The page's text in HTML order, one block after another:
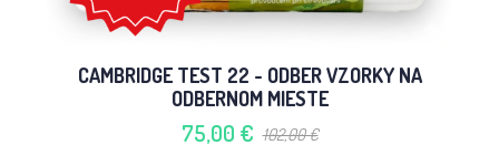
CAMBRIDGE TEST 22 - ODBER VZORKY NA
ODBERNOM MIESTE
75,00 € 102,00 €